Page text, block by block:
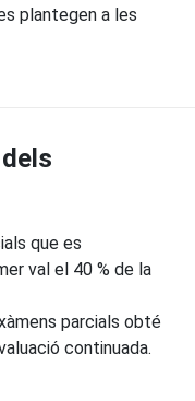
plantegen a les
que es
val el 40 % de la
parcials obté
continuada.